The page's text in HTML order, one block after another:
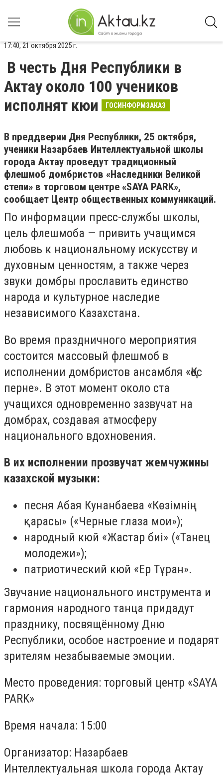
17:40, 21 октября 2025 г.
В честь Дня Республики в
Актау около 100 учеников
исполнят кюи
ГОСИНФОРМЗАКАЗ
В преддверии Дня Республики, 25 октября,
ученики Назарбаев Интеллектуальной школы
города Актау проведут традиционный
флешмоб домбристов «Наследники Великой
степи» в торговом центре «SAYA PARK»,
сообщает Центр общественных коммуникаций.
По информации пресс-службы школы,
цель флешмоба — привить учащимся
любовь к национальному искусству и
духовным ценностям, а также через
звуки домбры прославить единство
народа и культурное наследие
независимого Казахстана.
Во время праздничного мероприятия
состоится массовый флешмоб в
исполнении домбристов ансамбля «Қос
перне». В этот момент около ста
учащихся одновременно зазвучат на
домбрах, создавая атмосферу
национального вдохновения.
В их исполнении прозвучат жемчужины
казахской музыки:
песня Абая Кунанбаева «Көзімнің
қарасы» («Черные глаза мои»);
народный кюй «Жастар биі» («Танец
молодежи»);
патриотический кюй «Ер Тұран».
Звучание национального инструмента и
гармония народного танца придадут
празднику, посвящённому Дню
Республики, особое настроение и подарят
зрителям незабываемые эмоции.
Место проведения: торговый центр «SAYA
PARK»
Время начала: 15:00
Организатор: Назарбаев
Интеллектуальная школа города Актау